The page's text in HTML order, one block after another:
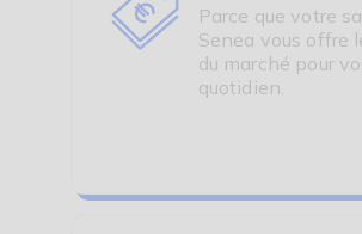
C'est donc précisément pour
dispositif médical Tensi+.
Parce que votre
Senea vous offre
du marché pour
quotidien.